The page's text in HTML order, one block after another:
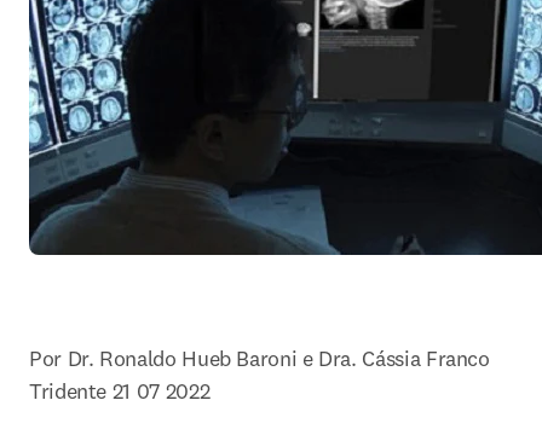
Por Dr. Ronaldo Hueb Baroni e Dra. Cássia Franco
Tridente 21 07 2022